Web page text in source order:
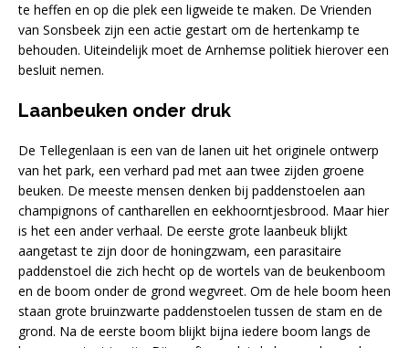
te heffen en op die plek een ligweide te maken. De Vrienden
van Sonsbeek zijn een actie gestart om de hertenkamp te
behouden. Uiteindelijk moet de Arnhemse politiek hierover een
besluit nemen.
Laanbeuken onder druk
De Tellegenlaan is een van de lanen uit het originele ontwerp
van het park, een verhard pad met aan twee zijden groene
beuken. De meeste mensen denken bij paddenstoelen aan
champignons of cantharellen en eekhoorntjesbrood. Maar hier
is het een ander verhaal. De eerste grote laanbeuk blijkt
aangetast te zijn door de honingzwam, een parasitaire
paddenstoel die zich hecht op de wortels van de beukenboom
en de boom onder de grond wegvreet. Om de hele boom heen
staan grote bruinzwarte paddenstoelen tussen de stam en de
grond. Na de eerste boom blijkt bijna iedere boom langs de